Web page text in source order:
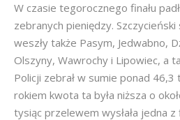
W czasie tegorocznego finału
zebranych pieniędzy.
weszły także Pasym, Jedwabno,
Olszyny, Wawrochy i Lipowiec, a
Policji zebrał w sumie ponad 46,3
rokiem kwota ta była niższa o
tysiąc przelewem wysłała jedna z